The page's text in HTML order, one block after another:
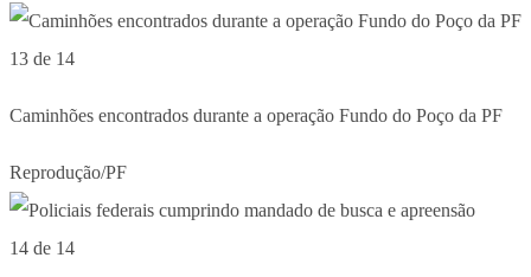
13 de 14
Caminhões encontrados durante a operação Fundo do Poço da PF
Reprodução/PF
14 de 14